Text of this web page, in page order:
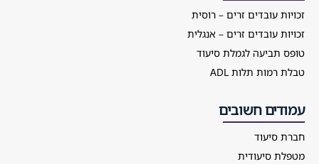
זכויות עובדים זרים – רוסית
זכויות עובדים זרים – אנגלית
טופס תביעה לגמלת סיעוד
טבלת רמות תלות ADL
עמודים חשובים
חברת סיעוד
מטפלת סיעודית